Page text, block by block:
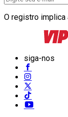
O registro implica
siga-nos